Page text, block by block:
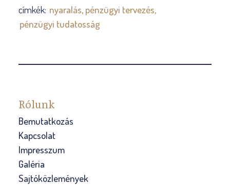
címkék: nyaralás pénzügyi tervezés
pénzügyi tudatosság
Rólunk
Bemutatkozás
Kapcsolat
Impresszum
Galéria
Sajtóközlemények